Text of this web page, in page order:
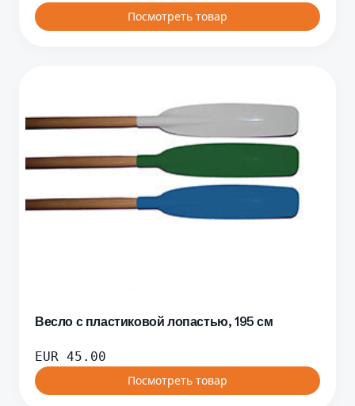
Посмотреть товар
Весло с пластиковой лопастью, 195 см
EUR 45.00
Посмотреть товар